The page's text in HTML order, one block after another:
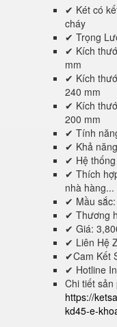
✔ Két có
cháy
✔ Trọng
✔ Kích
mm
✔ Kích
240 mm
✔ Kích
200 mm
✔ Tính
✔ Khả
✔ Hệ
✔ Thích
nhà hàng...
✔ Mầu
✔ Thương
✔ Giá:
✔ Liên Hệ
✔Cam Kết
✔ Hotline
Chi tiết sản
https://
kd45-e-